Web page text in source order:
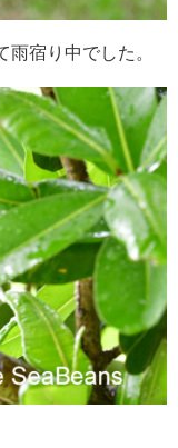
宿り中でした。